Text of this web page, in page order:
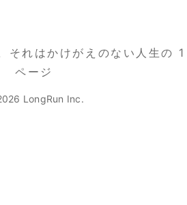
それはかけがえのない人生の 1
ページ
LongRun Inc.